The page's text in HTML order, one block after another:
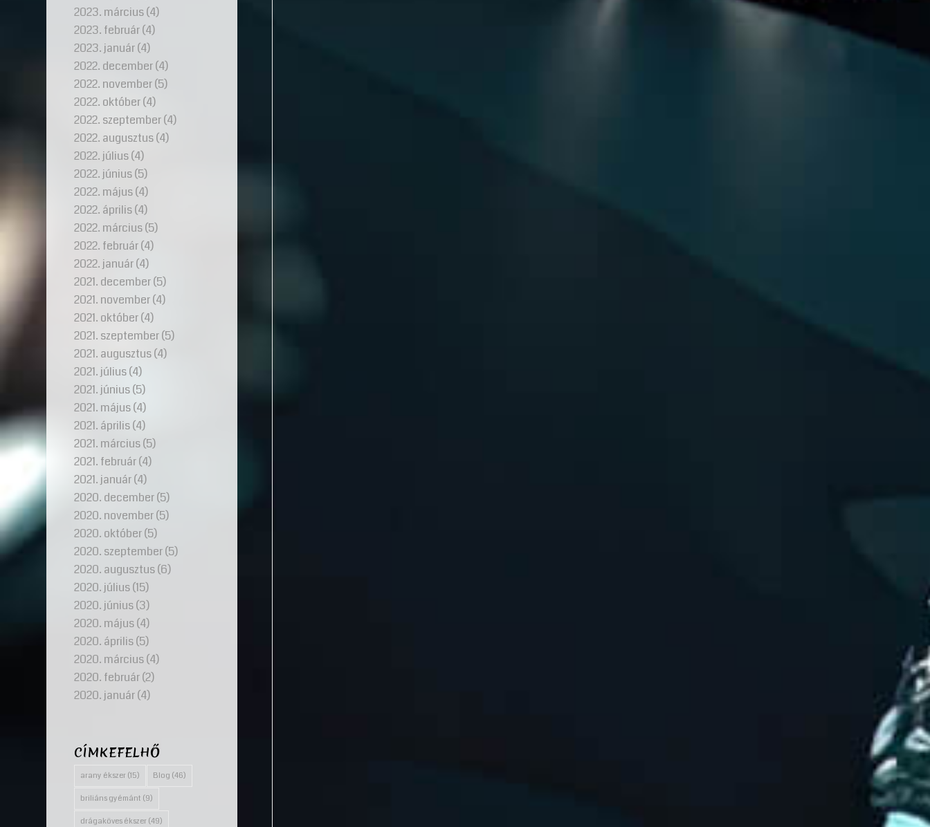
2023. március(4)
2023. február(4)
2023. január(4)
2022. december(4)
2022. november(5)
2022. október(4)
2022. szeptember(4)
2022. augusztus(4)
2022. július(4)
2022. június(5)
2022. május(4)
2022. április(4)
2022. március(5)
2022. február(4)
2022. január(4)
2021. december(5)
2021. november(4)
2021. október(4)
2021. szeptember(5)
2021. augusztus(4)
2021. július(4)
2021. június(5)
2021. május(4)
2021. április(4)
2021. március(5)
2021. február(4)
2021. január(4)
2020. december(5)
2020. november(5)
2020. október(5)
2020. szeptember(5)
2020. augusztus(6)
2020. július(15)
2020. június(3)
2020. május(4)
2020. április(5)
2020. március(4)
2020. február(2)
2020. január(4)
CÍMKEFELHŐ
arany ékszer (15) Blog (46)
briliáns gyémánt (9)
drágaköves ékszer (49)